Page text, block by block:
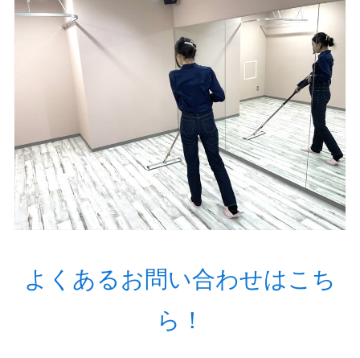
よくあるお問い合わせはこち
ら！